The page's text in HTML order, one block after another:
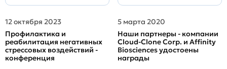
12 октября 2023
Профилактика и
реабилитация негативных
стрессовых воздействий -
конференция
5 марта 2020
Наши партнеры - компании
Cloud-Clone Corp. и Affinity
Biosciences удостоены
награды